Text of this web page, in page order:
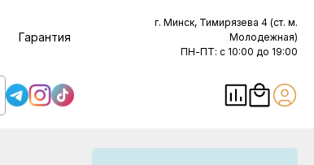
Гарантия
г. Минск, Тимирязева 4 (ст. м.
Молодежная)
ПН-ПТ: с 10:00 до 19:00